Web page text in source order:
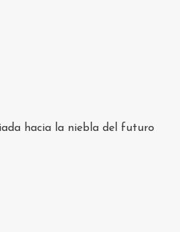
hacia la niebla del futuro